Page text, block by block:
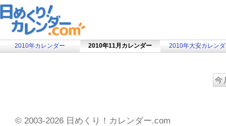
2010年カレンダー 2010年11月カレンダー 2010年大安カレン
© 2003-2026 日めくり！カレンダー.com